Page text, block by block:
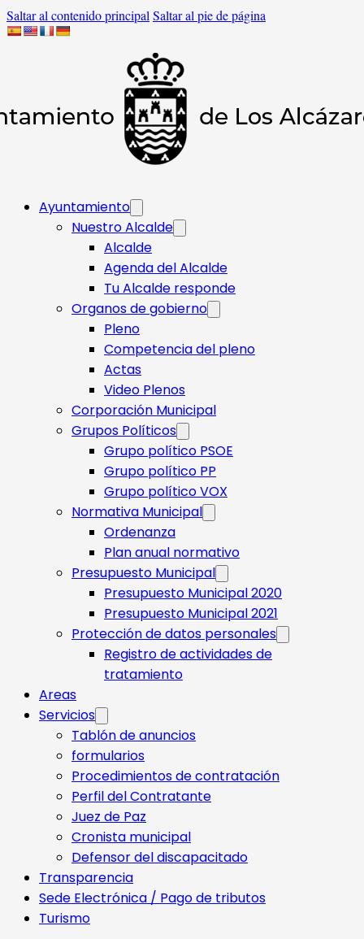
Saltar al contenido principal Saltar al pie de página
Ayuntamiento
Nuestro Alcalde
Alcalde
Agenda del Alcalde
Tu Alcalde responde​
Organos de gobierno
Pleno
Competencia del pleno
Actas
Video Plenos
Corporación Municipal
Grupos Políticos
Grupo político PSOE
Grupo político PP
Grupo político VOX
Normativa Municipal
Ordenanza
Plan anual normativo
Presupuesto Municipal
Presupuesto Municipal 2020
Presupuesto Municipal 2021
Protección de datos personales
Registro de actividades de
tratamiento
Areas
Servicios
Tablón de anuncios
formularios
Procedimientos de contratación
Perfil del Contratante
Juez de Paz
Cronista municipal
Defensor del discapacitado
Transparencia
Sede Electrónica / Pago de tributos
Turismo